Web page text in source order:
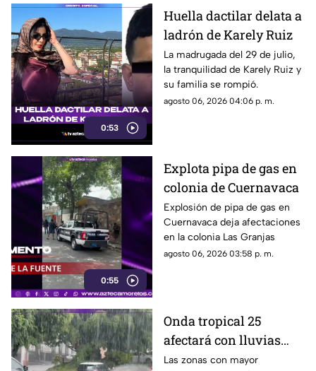
0:53
Huella dactilar delata a
ladrón de Karely Ruiz
La madrugada del 29 de julio,
la tranquilidad de Karely Ruiz y
su familia se rompió.
agosto 06, 2026 04:06 p. m.
0:55
Explota pipa de gas en
colonia de Cuernavaca
Explosión de pipa de gas en
Cuernavaca deja afectaciones
en la colonia Las Granjas
agosto 06, 2026 03:58 p. m.
Onda tropical 25
afectará con lluvias
fuertes a Morelos; estas
Las zonas con mayor